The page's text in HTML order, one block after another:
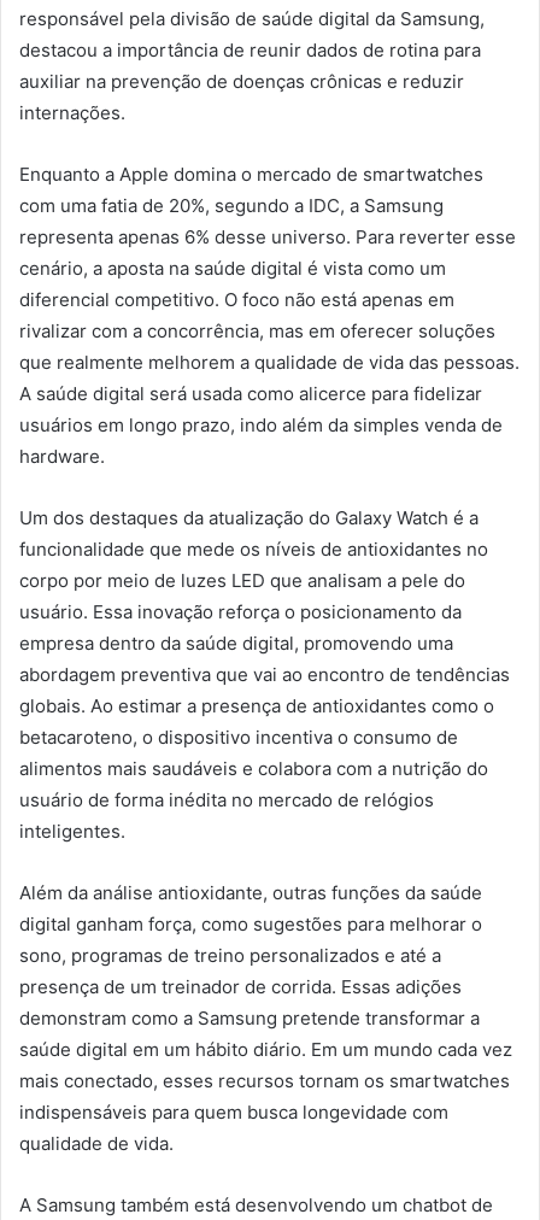
responsável pela divisão de saúde digital da Samsung,
destacou a importância de reunir dados de rotina para
auxiliar na prevenção de doenças crônicas e reduzir
internações.
Enquanto a Apple domina o mercado de smartwatches
com uma fatia de 20%, segundo a IDC, a Samsung
representa apenas 6% desse universo. Para reverter esse
cenário, a aposta na saúde digital é vista como um
diferencial competitivo. O foco não está apenas em
rivalizar com a concorrência, mas em oferecer soluções
que realmente melhorem a qualidade de vida das pessoas.
A saúde digital será usada como alicerce para fidelizar
usuários em longo prazo, indo além da simples venda de
hardware.
Um dos destaques da atualização do Galaxy Watch é a
funcionalidade que mede os níveis de antioxidantes no
corpo por meio de luzes LED que analisam a pele do
usuário. Essa inovação reforça o posicionamento da
empresa dentro da saúde digital, promovendo uma
abordagem preventiva que vai ao encontro de tendências
globais. Ao estimar a presença de antioxidantes como o
betacaroteno, o dispositivo incentiva o consumo de
alimentos mais saudáveis e colabora com a nutrição do
usuário de forma inédita no mercado de relógios
inteligentes.
Além da análise antioxidante, outras funções da saúde
digital ganham força, como sugestões para melhorar o
sono, programas de treino personalizados e até a
presença de um treinador de corrida. Essas adições
demonstram como a Samsung pretende transformar a
saúde digital em um hábito diário. Em um mundo cada vez
mais conectado, esses recursos tornam os smartwatches
indispensáveis para quem busca longevidade com
qualidade de vida.
A Samsung também está desenvolvendo um chatbot de